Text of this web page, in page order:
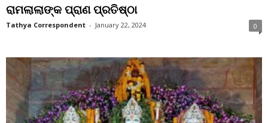
ରାମଲାଲାଙ୍କ ପ୍ରାଣ ପ୍ରତିଷ୍ଠା
Tathya Correspondent - January 22, 2024 0